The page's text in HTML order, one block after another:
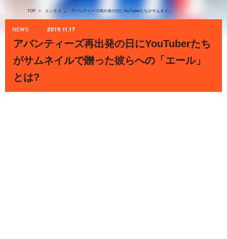
TOP > エンタメ > アバンティーズ再出発の日にYouTuberたちがサムネイルで贈った彼らへの「エール」とは?
NEWS 2019.11.17
アバンティーズ再出発の日にYouTuberたち
がサムネイルで贈った彼らへの「エール」
とは?